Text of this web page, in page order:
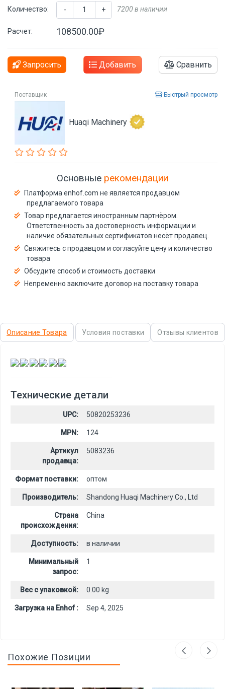
Количество: - + 7200 в наличии
Расчет: 108500.00₽
Запросить Добавить Сравнить
Поставщик Быстрый просмотр
Huaqi Machinery
Основные рекомендации
Платформа enhof.com не является продавцом
предлагаемого товара
Товар предлагается иностранным партнёром.
Ответственность за достоверность информации и
наличие обязательных сертификатов несёт продавец.
Свяжитесь с продавцом и согласуйте цену и количество
товара
Обсудите способ и стоимость доставки
Непременно заключите договор на поставку товара
Описание Товара Условия поставки Отзывы клиентов
, , , , ,
Технические детали
UPC: 50820253236
MPN: 124
Артикул
продавца:
5083236
Формат поставки: оптом
Производитель: Shandong Huaqi Machinery Co., Ltd
Страна
происхождения:
China
Доступность: в наличии
Минимальный
запрос:
1
Вес с упаковкой: 0.00 kg
Загрузка на Enhof : Sep 4, 2025
Похожие Позиции